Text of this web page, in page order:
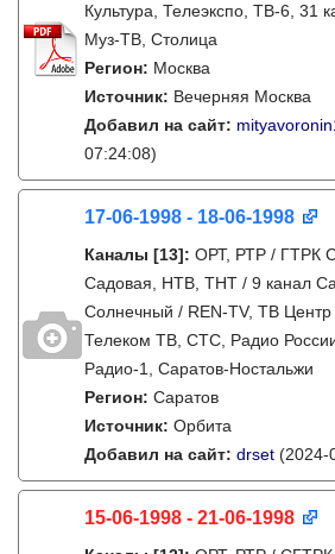
Культура, Телеэкспо, ТВ-6, 31
Муз-ТВ, Столица
Регион: Москва
Источник: Вечерняя Москва
Добавил на сайт:
07:24:08)
17-06-1998 - 18-06-1998
Каналы [13]: ОРТ, РТР / ГТРК
Садовая, НТВ, ТНТ / 9 канал
Солнечный / REN-TV, ТВ Центр
Телеком ТВ, СТС, Радио
Радио-1, Саратов-Ностальжи
Регион: Саратов
Источник: Орбита
Добавил на сайт: drset (2024-
15-06-1998 - 21-06-1998